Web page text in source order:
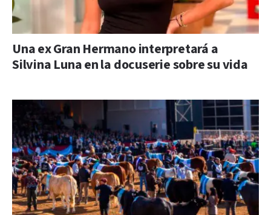
Una ex Gran Hermano interpretará a
Silvina Luna en la docuserie sobre su vida